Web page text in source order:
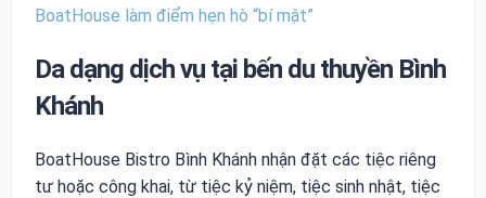
BoatHouse làm điểm hẹn hò “bí mật”
Da dạng dịch vụ tại bến du thuyền Bình
Khánh
BoatHouse Bistro Bình Khánh nhận đặt các tiệc riêng
tư hoặc công khai, từ tiệc kỷ niệm, tiệc sinh nhật, tiệc